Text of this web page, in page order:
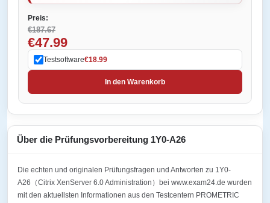
Preis:
€187.67
€47.99
Testsoftware€18.99
In den Warenkorb
Über die Prüfungsvorbereitung 1Y0-A26
Die echten und originalen Prüfungsfragen und Antworten zu 1Y0-
A26（Citrix XenServer 6.0 Administration）bei www.exam24.de wurden
mit den aktuellsten Informationen aus den Testcentern PROMETRIC